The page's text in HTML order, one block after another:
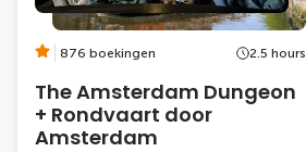
876 boekingen 2.5 hours
The Amsterdam Dungeon
+ Rondvaart door
Amsterdam